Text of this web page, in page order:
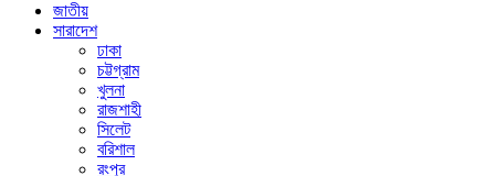
জাতীয়
সারাদেশ
ঢাকা
চট্টগ্রাম
খুলনা
রাজশাহী
সিলেট
বরিশাল
রংপুর